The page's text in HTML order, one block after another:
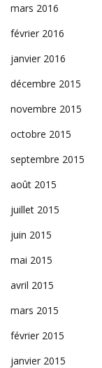
mars 2016
février 2016
janvier 2016
décembre 2015
novembre 2015
octobre 2015
septembre 2015
août 2015
juillet 2015
juin 2015
mai 2015
avril 2015
mars 2015
février 2015
janvier 2015